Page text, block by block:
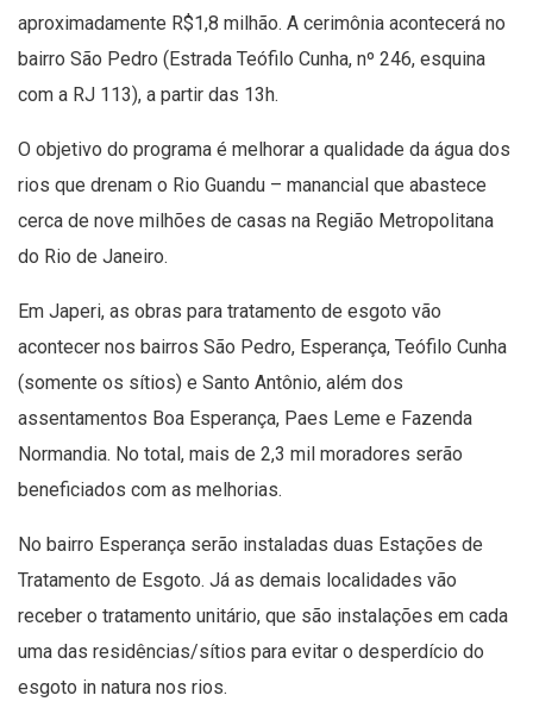
aproximadamente R$1,8 milhão. A cerimônia acontecerá no
bairro São Pedro (Estrada Teófilo Cunha, nº 246, esquina
com a RJ 113), a partir das 13h.
O objetivo do programa é melhorar a qualidade da água dos
rios que drenam o Rio Guandu – manancial que abastece
cerca de nove milhões de casas na Região Metropolitana
do Rio de Janeiro.
Em Japeri, as obras para tratamento de esgoto vão
acontecer nos bairros São Pedro, Esperança, Teófilo Cunha
(somente os sítios) e Santo Antônio, além dos
assentamentos Boa Esperança, Paes Leme e Fazenda
Normandia. No total, mais de 2,3 mil moradores serão
beneficiados com as melhorias.
No bairro Esperança serão instaladas duas Estações de
Tratamento de Esgoto. Já as demais localidades vão
receber o tratamento unitário, que são instalações em cada
uma das residências/sítios para evitar o desperdício do
esgoto in natura nos rios.